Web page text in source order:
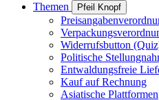
Themen
Pfeil Knopf
Widerrufsbutton
Politische
Entwaldungsfreie
Kauf auf Rechnung
Asiatische Plattformen